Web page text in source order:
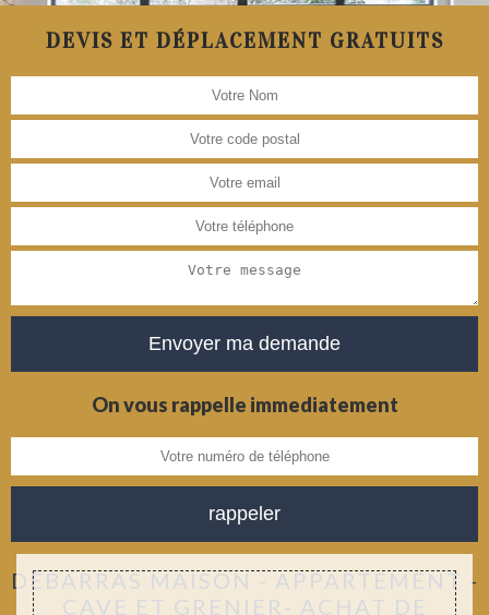
DEVIS ET DÉPLACEMENT GRATUITS
On vous rappelle immediatement
DÉBARRAS MAISON - APPARTEMENT -
CAVE ET GRENIER- ACHAT DE